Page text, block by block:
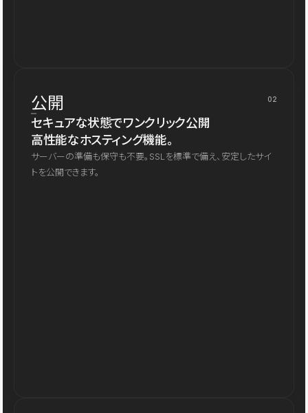
公開 02
セキュアな状態でワンクリック公開
高性能なホスティング機能。
サーバーの準備も保守も不要。SSLを標準で備え、安定したサイ
トを公開できます。